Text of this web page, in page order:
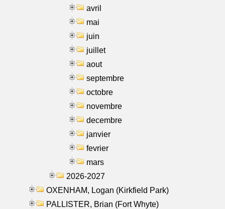
avril
mai
juin
juillet
aout
septembre
octobre
novembre
decembre
janvier
fevrier
mars
2026-2027
OXENHAM, Logan (Kirkfield Park)
PALLISTER, Brian (Fort Whyte)